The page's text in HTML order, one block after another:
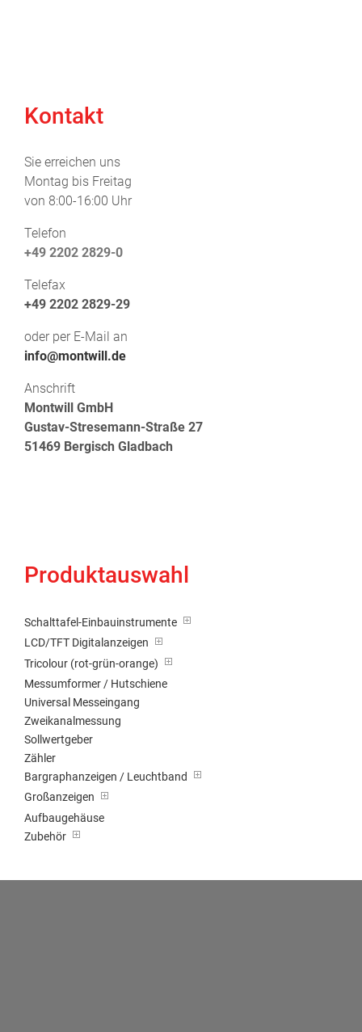
Produktauswahl
Schalttafel-Einbauinstrumente
LCD/TFT Digitalanzeigen
Tricolour (rot-grün-orange)
Messumformer / Hutschiene
Universal Messeingang
Zweikanalmessung
Sollwertgeber
Zähler
Bargraphanzeigen / Leuchtband
Großanzeigen
Aufbaugehäuse
Zubehör
Kontakt
Sie erreichen uns
Montag bis Freitag
von 8:00-16:00 Uhr
Telefon
+49 2202 2829-0
Telefax
+49 2202 2829-29
oder per E-Mail an
info@montwill.de
Anschrift
Montwill GmbH
Gustav-Stresemann-Straße 27
51469 Bergisch Gladbach